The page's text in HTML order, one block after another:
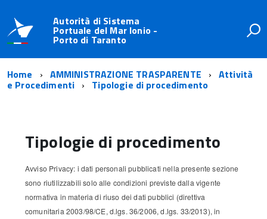
Autorità di Sistema
Portuale del Mar Ionio -
Porto di Taranto
Home AMMINISTRAZIONE TRASPARENTE Attività
e Procedimenti Tipologie di procedimento
Tipologie di procedimento
Avviso Privacy: i dati personali pubblicati nella presente sezione
sono riutilizzabili solo alle condizioni previste dalla vigente
normativa in materia di riuso dei dati pubblici (direttiva
comunitaria 2003/98/CE, d.lgs. 36/2006, d.lgs. 33/2013), in